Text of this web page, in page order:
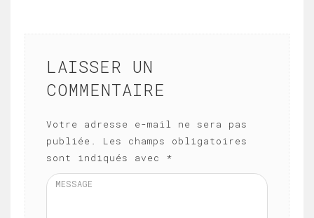
LAISSER UN
COMMENTAIRE
Votre adresse e-mail ne sera pas
publiée.
Les champs obligatoires
sont indiqués avec *